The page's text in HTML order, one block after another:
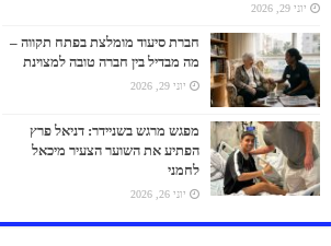
יוני 29, 2026
חברת סיעוד מומלצת בפתח תקווה –
מה מבדיל בין חברה טובה למצוינת
יוני 29, 2026
מפגש מרגש בשניידר: דניאל פרץ
הפתיע את השוער הצעיר מיכאל
לחמני
יוני 26, 2026